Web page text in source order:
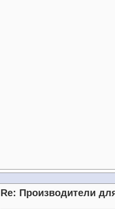
Re: Производители